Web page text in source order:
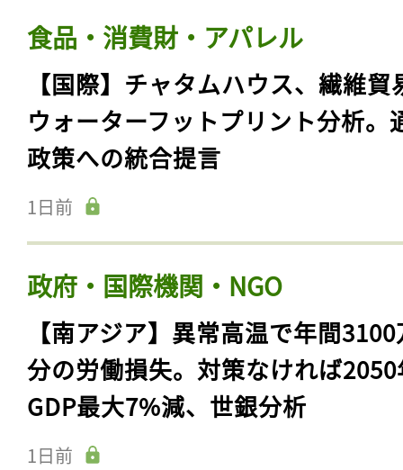
食品・消費財・アパレル
【国際】チャタムハウス、繊維貿
ウォーターフットプリント分析。
政策への統合提言
1日前
政府・国際機関・NGO
【南アジア】異常高温で年間
分の労働損失。対策なければ
GDP最大7%減、世銀分析
1日前